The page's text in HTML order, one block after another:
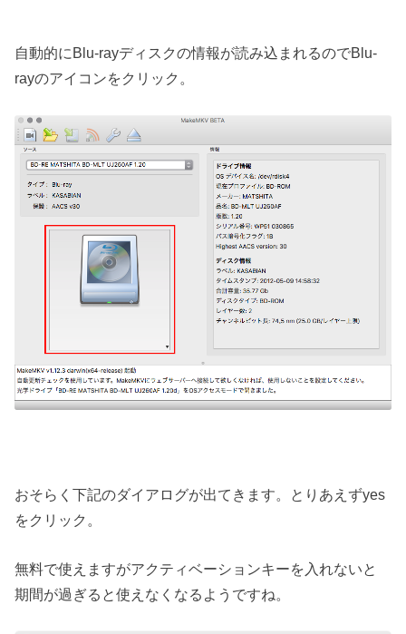
自動的にBlu-rayディスクの情報が読み込まれるのでBlu-
rayのアイコンをクリック。
おそらく下記のダイアログが出てきます。とりあえずyes
をクリック。
無料で使えますがアクティベーションキーを入れないと
期間が過ぎると使えなくなるようですね。